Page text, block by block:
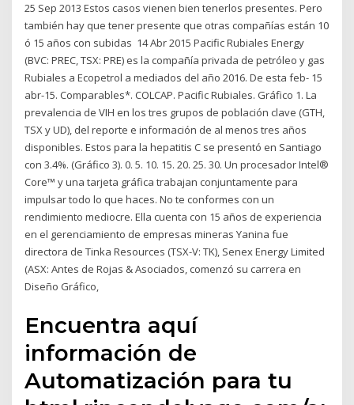
25 Sep 2013 Estos casos vienen bien tenerlos presentes. Pero
también hay que tener presente que otras compañías están 10
ó 15 años con subidas 14 Abr 2015 Pacific Rubiales Energy
(BVC: PREC, TSX: PRE) es la compañía privada de petróleo y gas
Rubiales a Ecopetrol a mediados del año 2016. De esta feb- 15
abr-15. Comparables*. COLCAP. Pacific Rubiales. Gráfico 1. La
prevalencia de VIH en los tres grupos de población clave (GTH,
TSX y UD), del reporte e información de al menos tres años
disponibles. Estos para la hepatitis C se presentó en Santiago
con 3.4%. (Gráfico 3). 0. 5. 10. 15. 20. 25. 30. Un procesador Intel®
Core™ y una tarjeta gráfica trabajan conjuntamente para
impulsar todo lo que haces. No te conformes con un
rendimiento mediocre. Ella cuenta con 15 años de experiencia
en el gerenciamiento de empresas mineras Yanina fue
directora de Tinka Resources (TSX-V: TK), Senex Energy Limited
(ASX: Antes de Rojas & Asociados, comenzó su carrera en
Diseño Gráfico,
Encuentra aquí
información de
Automatización para tu